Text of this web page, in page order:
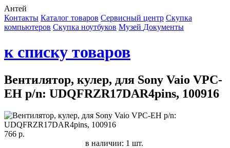
Антей
Контакты Каталог товаров Сервисный центр Cкупка
компьютеров Cкупка ноутбуков Музей Документы
к списку товаров
Вентилятор, кулер, для Sony Vaio VPC-
EH p/n: UDQFRZR17DAR4pins, 100916
766 р.
в наличии: 1 шт.